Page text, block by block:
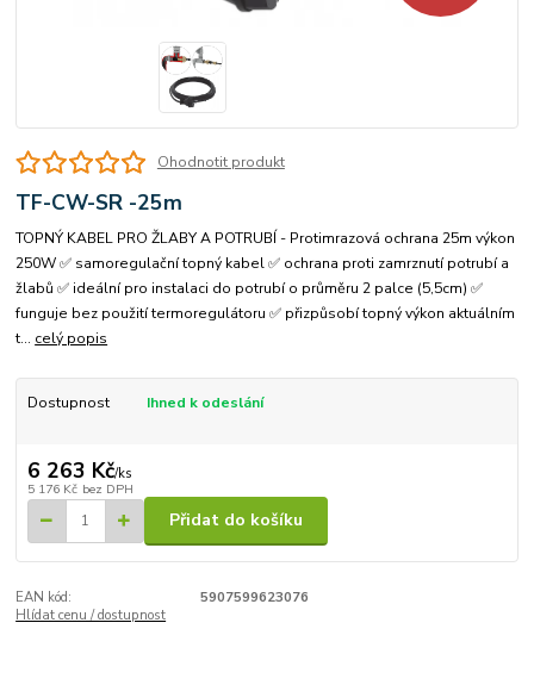
Ohodnotit produkt
TF-CW-SR -25m
TOPNÝ KABEL PRO ŽLABY A POTRUBÍ - Protimrazová ochrana 25m výkon
250W ✅ samoregulační topný kabel ✅ ochrana proti zamrznutí potrubí a
žlabů ✅ ideální pro instalaci do potrubí o průměru 2 palce (5,5cm) ✅
funguje bez použití termoregulátoru ✅ přizpůsobí topný výkon aktuálním
t... celý popis
Dostupnost Ihned k odeslání
6 263 Kč/ks
5 176 Kč bez DPH
Přidat do košíku
EAN kód:
5907599623076
Hlídat cenu / dostupnost